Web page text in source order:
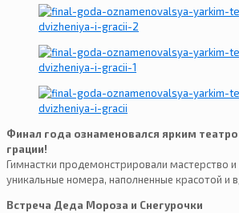
Финал года ознаменовался ярким
грации!
Гимнастки продемонстрировали мастерство и
уникальные номера, наполненные красотой и
Встреча Деда Мороза и Снегурочки